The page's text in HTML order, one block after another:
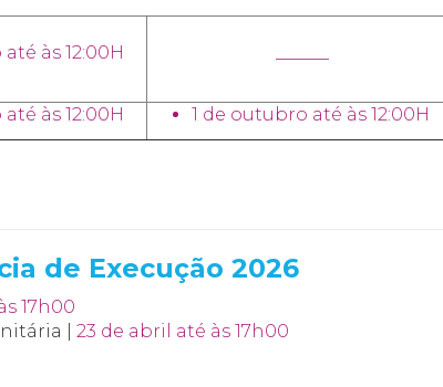
até às 12:00H
até às 12:00H 1 de outubro até às 12:00H
de Execução 2026
17h00
| 23 de abril até às 17h00